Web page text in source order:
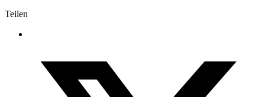
Teilen